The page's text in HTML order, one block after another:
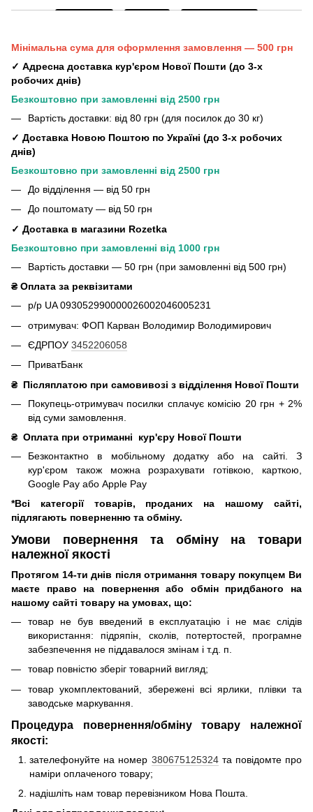
Мінімальна сума для оформлення замовлення — 500 грн
✓ Адресна доставка кур'єром Нової Пошти (до 3-х
робочих днів)
Безкоштовно при замовленні від 2500 грн
Вартість доставки: від 80 грн (для посилок до 30 кг)
✓ Доставка Новою Поштою по Україні (до 3-х робочих
днів)
Безкоштовно при замовленні від 2500 грн
До відділення — від 50 грн
До поштомату — від 50 грн
✓ Доставка в магазини Rozetka
Безкоштовно при замовленні від 1000 грн
Вартість доставки — 50 грн (при замовленні від 500 грн)
₴ Оплата за реквізитами
р/р UA 093052990000026002046005231
отримувач: ФОП Карван Володимир Володимирович
ЄДРПОУ 3452206058
ПриватБанк
₴ Післяплатою при самовивозі з відділення Нової Пошти
Покупець-отримувач посилки сплачує комісію 20 грн + 2%
від суми замовлення.
₴ Оплата при отриманні
кур'єру Нової Пошти
Безконтактно в мобільному додатку або на сайті. З
кур'єром також можна розрахувати готівкою, карткою,
Google Pay або Apple Pay
*Всі категорії товарів, проданих на нашому сайті,
підлягають поверненню та обміну.
Умови повернення та обміну на товари
належної якості
Протягом 14-ти днів після отримання товару покупцем Ви
маєте право на повернення або обмін придбаного на
нашому сайті товару на умовах, що:
товар не був введений в експлуатацію і не має слідів
використання: підряпін, сколів, потертостей, програмне
забезпечення не піддавалося змінам і т.д. п.
товар повністю зберіг товарний вигляд;
товар укомплектований, збережені всі ярлики, плівки та
заводське маркування.
Процедура повернення/обміну товару належної
якості:
зателефонуйте на номер 380675125324та повідомте про
наміри оплаченого товару;
надішліть нам товар перевізником Нова Пошта.